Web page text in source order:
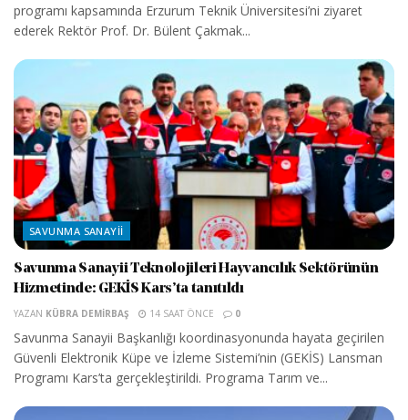
programı kapsamında Erzurum Teknik Üniversitesi’ni ziyaret
ederek Rektör Prof. Dr. Bülent Çakmak...
SAVUNMA SANAYII
Savunma Sanayii Teknolojileri Hayvancılık Sektörünün
Hizmetinde: GEKİS Kars’ta tanıtıldı
YAZAN KÜBRA DEMIRBAŞ 14 SAAT ÖNCE 0
Savunma Sanayii Başkanlığı koordinasyonunda hayata geçirilen
Güvenli Elektronik Küpe ve İzleme Sistemi’nin (GEKİS) Lansman
Programı Kars’ta gerçekleştirildi. Programa Tarım ve...